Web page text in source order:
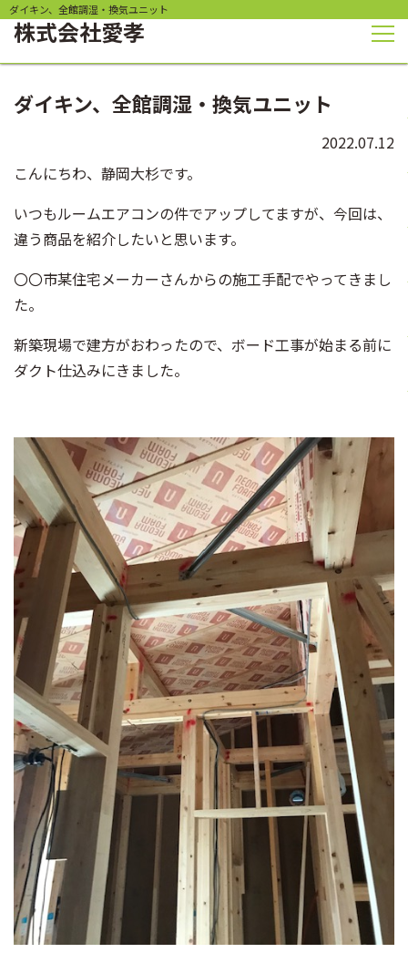
ダイキン、全館調湿・換気ユニット
株式会社愛孝
ダイキン、全館調湿・換気ユニット
2022.07.12
こんにちわ、静岡大杉です。
いつもルームエアコンの件でアップしてますが、今回は、
違う商品を紹介したいと思います。
〇〇市某住宅メーカーさんからの施工手配でやってきまし
た。
新築現場で建方がおわったので、ボード工事が始まる前に
ダクト仕込みにきました。